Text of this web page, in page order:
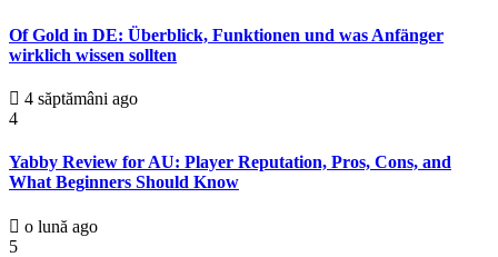
Of Gold in DE: Überblick, Funktionen und was Anfänger
wirklich wissen sollten
4 săptămâni ago
4
Yabby Review for AU: Player Reputation, Pros, Cons, and
What Beginners Should Know
o lună ago
5